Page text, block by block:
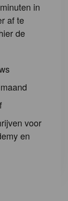
in
af te
de
voor
en